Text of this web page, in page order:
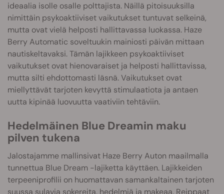
ideaalia isolle osalle polttajista. Näillä pitoisuuksilla
nimittäin psykoaktiiviset vaikutukset tuntuvat selkeinä,
mutta ovat vielä helposti hallittavassa luokassa. Haze
Berry Automatic soveltuukin mainiosti päivän mittaan
nautiskeltavaksi. Tämän lajikkeen psykoaktiiviset
vaikutukset ovat hienovaraiset ja helposti hallittavissa,
mutta silti ehdottomasti läsnä. Vaikutukset ovat
miellyttävät tarjoten kevyttä stimulaatiota ja antaen
uutta kipinää luovuutta vaativiin tehtäviin.
Hedelmäinen Blue Dreamin maku
pilven tukena
Jalostajamme mallinsivat Haze Berry Auton maailmalla
tunnettua Blue Dream -lajiketta käyttäen. Lajikkeiden
terpeeniprofilii on huomattavan samankaltainen tarjoten
suussa sulavia sokereita, hedelmiä ja makeaa. Reippaat